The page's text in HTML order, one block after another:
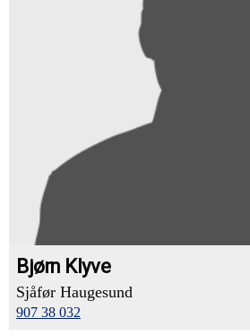
Bjørn Klyve
Sjåfør Haugesund
907 38 032